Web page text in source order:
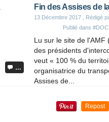
…
Fin des Assises de
13 Décembre 2017 , Rédigé
Publié dans
Lu sur le site de l'AMF
des présidents
veut « 100 % du
organisatrice du
Assises de...
Repost